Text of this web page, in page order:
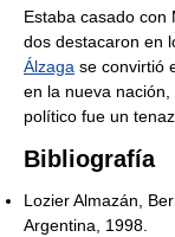
Estaba casado con
dos destacaron en
Álzaga se convirtió
en la nueva
político fue un
Bibliografía
Lozier Almazán,
Argentina, 1998.